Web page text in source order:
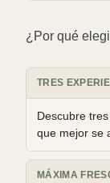
¿Por qué
TRES
Descubre
que mejor se
MÁXIMA